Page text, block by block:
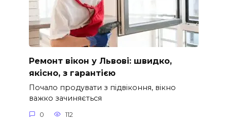
Ремонт вікон у Львові: швидко,
якісно, з гарантією
Почало продувати з підвіконня, вікно
важко зачиняється
0 112